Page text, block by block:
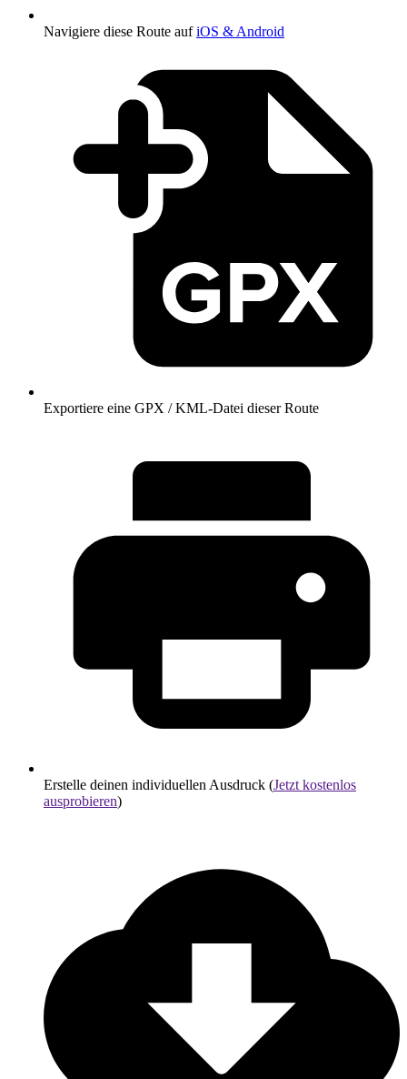
Navigiere diese Route aufiOS & Android
Exportiere eine GPX / KML-Datei dieser Route
Erstelle deinen individuellen Ausdruck (Jetzt kostenlos
ausprobieren)